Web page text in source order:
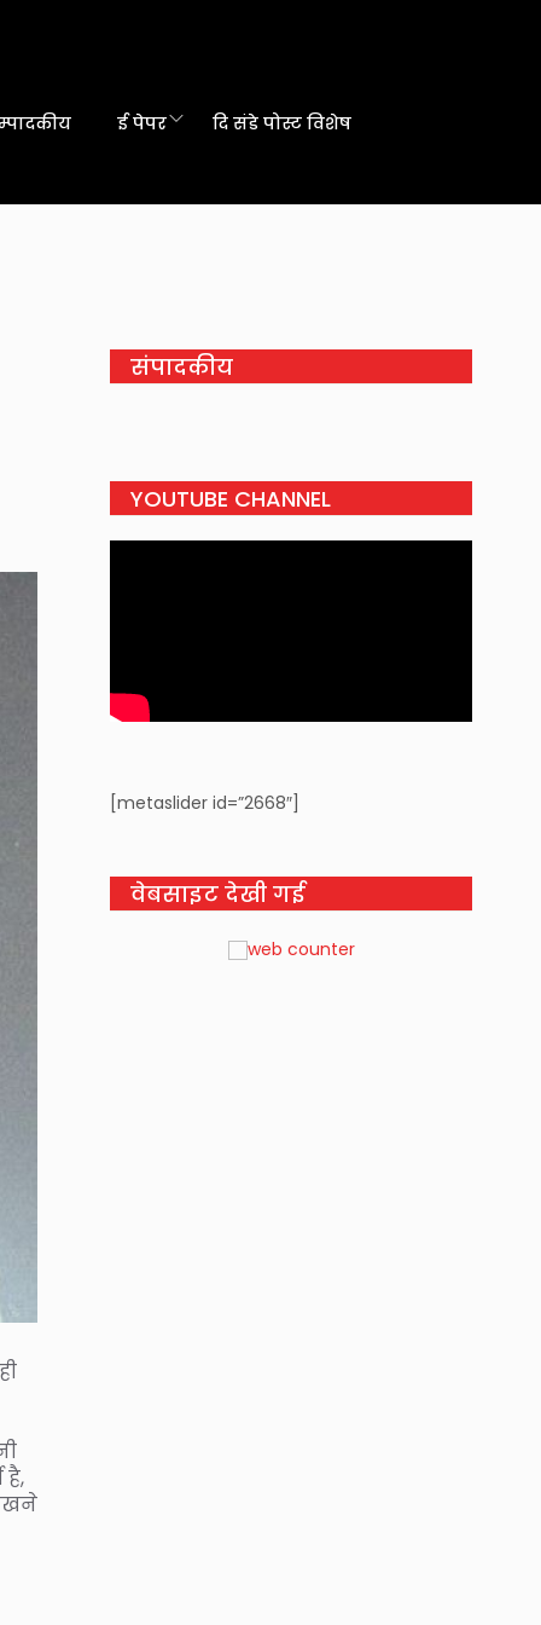
ई पेपर दि संडे पोस्ट विशेष
है,
संपादकीय
YOUTUBE CHANNEL
[metaslider id=”2668″]
वेबसाइट देखी गई